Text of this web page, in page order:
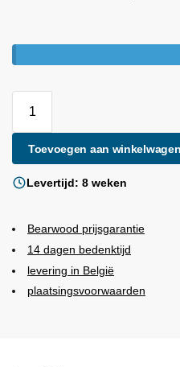
Toevoegen aan winkelwagen
Levertijd: 8 weken
Bearwood prijsgarantie
14 dagen bedenktijd
levering in België
plaatsingsvoorwaarden